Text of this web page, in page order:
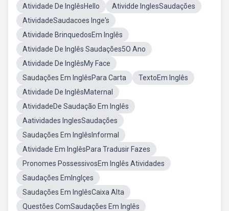
Atividade De InglêsHello
Atividde InglesSaudações
AtividadeSaudacoes Inge's
Atividade BrinquedosEm Inglês
Atividade De Inglês Saudações5O Ano
Atividade De InglêsMy Face
Saudações Em InglêsPara Carta
TextoEm Inglês
Atividade De InglêsMaternal
AtividadeDe Saudação Em Inglês
Aatividades InglesSaudações
Saudações Em InglêsInformal
Atividade Em InglêsPara Tradusir Fazes
Pronomes PossessivosEm Inglês Atividades
Saudações EmInglçes
Saudações Em InglêsCaixa Alta
Questões ComSaudações Em Inglês